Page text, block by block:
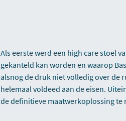
Als eerste werd een high care stoel
gekanteld kan worden en waarop
alsnog de druk niet volledig over de
helemaal voldeed aan de eisen.
de definitieve maatwerkoplossing te